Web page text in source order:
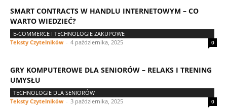
SMART CONTRACTS W HANDLU INTERNETOWYM – CO
WARTO WIEDZIEĆ?
E-COMMERCE I TECHNOLOGIE ZAKUPOWE
Teksty Czytelników - 4 października, 2025 0
GRY KOMPUTEROWE DLA SENIORÓW – RELAKS I TRENING
UMYSŁU
TECHNOLOGIE DLA SENIORÓW
Teksty Czytelników - 3 października, 2025 0